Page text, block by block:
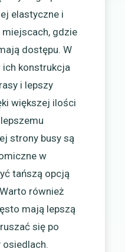
elastyczne i
miejscach, gdzie
dostępu. W
ich konstrukcja
i lepszy
większej ilości
strony busy są
w
tańszą opcją
również
mają lepszą
się po